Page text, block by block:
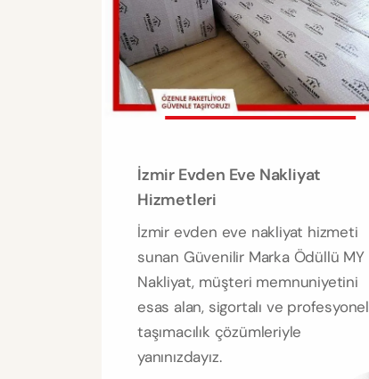
İzmir Evden Eve Nakliyat
Hizmetleri
İzmir evden eve nakliyat hizmeti
sunan Güvenilir Marka Ödüllü MY
Nakliyat, müşteri memnuniyetini
esas alan, sigortalı ve profesyonel
taşımacılık çözümleriyle
yanınızdayız.